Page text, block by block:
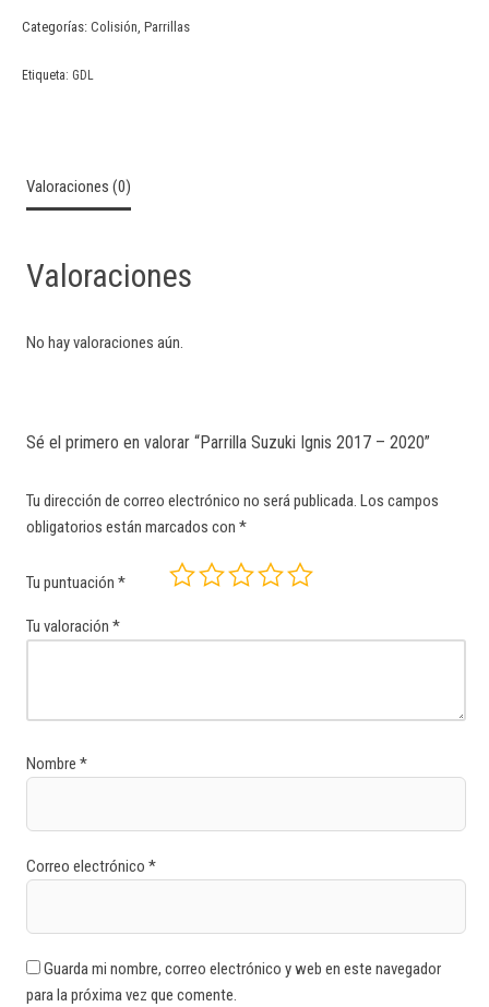
Categorías: Colisión, Parrillas
Etiqueta: GDL
Valoraciones (0)
Valoraciones
No hay valoraciones aún.
Sé el primero en valorar “Parrilla Suzuki Ignis 2017 – 2020”
Tu dirección de correo electrónico no será publicada. Los campos
obligatorios están marcados con *
Tu puntuación *
Tu valoración *
Nombre *
Correo electrónico *
Guarda mi nombre, correo electrónico y web en este navegador
para la próxima vez que comente.